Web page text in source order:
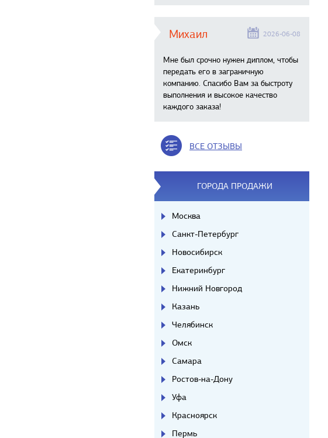
Михаил 2026-06-08
Мне был срочно нужен диплом, чтобы
передать его в заграничную
компанию. Спасибо Вам за быстроту
выполнения и высокое качество
каждого заказа!
ВСЕ ОТЗЫВЫ
ГОРОДА ПРОДАЖИ
Москва
Санкт-Петербург
Новосибирск
Екатеринбург
Нижний Новгород
Казань
Челябинск
Омск
Самара
Ростов-на-Дону
Уфа
Красноярск
Пермь